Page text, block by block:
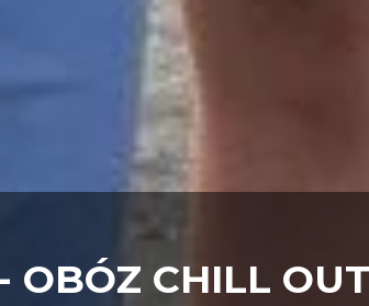
OBÓZ CHILL